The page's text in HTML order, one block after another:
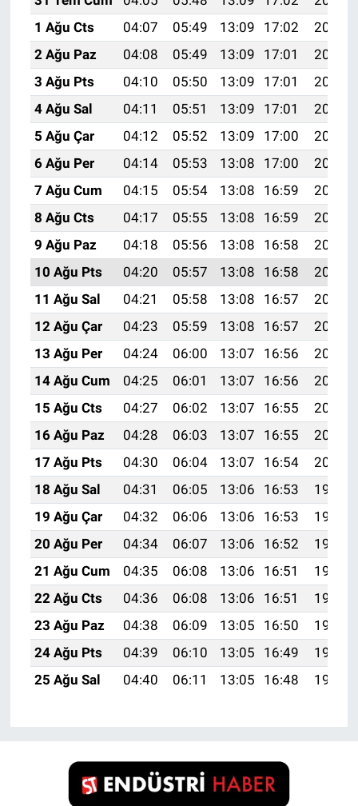
1 Ağu Cts
04:07 05:49 13:09 17:02
20:19
2 Ağu Paz
04:08 05:49 13:09 17:01
20:18
3 Ağu Pts
04:10 05:50 13:09 17:01
20:17
4 Ağu Sal
04:11 05:51 13:09 17:01
20:16
5 Ağu Çar
04:12 05:52 13:09 17:00
20:15
6 Ağu Per
04:14 05:53 13:08 17:00
20:14
7 Ağu Cum
04:15 05:54 13:08 16:59
20:13
8 Ağu Cts
04:17 05:55 13:08 16:59
20:11
9 Ağu Paz
04:18 05:56 13:08 16:58
20:10
10 Ağu Pts
04:20 05:57 13:08 16:58
20:09
11 Ağu Sal
04:21 05:58 13:08 16:57
20:08
12 Ağu Çar
04:23 05:59 13:08 16:57
20:06
13 Ağu Per
04:24 06:00 13:07 16:56
20:05
14 Ağu Cum
04:25 06:01 13:07 16:56
20:04
15 Ağu Cts
04:27 06:02 13:07 16:55
20:02
16 Ağu Paz
04:28 06:03 13:07 16:55
20:01
17 Ağu Pts
04:30 06:04 13:07 16:54
20:00
18 Ağu Sal
04:31 06:05 13:06 16:53
19:58
19 Ağu Çar
04:32 06:06 13:06 16:53
19:57
20 Ağu Per
04:34 06:07 13:06 16:52
19:56
21 Ağu Cum
04:35 06:08 13:06 16:51
19:54
22 Ağu Cts
04:36 06:08 13:06 16:51
19:53
23 Ağu Paz
04:38 06:09 13:05 16:50
19:51
24 Ağu Pts
04:39 06:10 13:05 16:49
19:50
25 Ağu Sal
04:40 06:11 13:05 16:48 19:48